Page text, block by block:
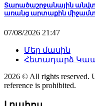
Տարածաշրջանային
առանց արտաքին
07/08/2026 21:47
Մեր մասին
Հետադարձ
2026 © All rights reserved.
reference is prohibited.